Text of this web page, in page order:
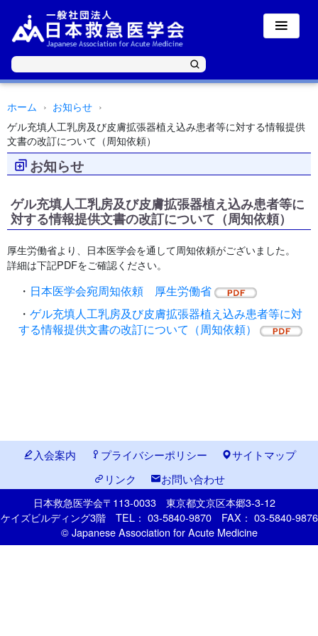
ホーム
お知らせ
ゲル充填人工乳房及び皮膚拡張器植え込み患者等に対する情報提供
文書の改訂について（周知依頼）
お知らせ
ゲル充填人工乳房及び皮膚拡張器植え込み患者等に
対する情報提供文書の改訂について（周知依頼）
厚生労働省より、日本医学会を通して周知依頼がございました。
詳細は下記PDFをご確認ください。
・ 日本医学会宛周知依頼 厚生労働省
・ ゲル充填人工乳房及び皮膚拡張器植え込み患者等に対
する情報提供文書の改訂について（周知依頼）
入会案内 プライバシーポリシー
サイトマップ
リンク
お問い合わせ
日本救急医学会〒113-0033 東京都文京区本郷3-3-12
ケイズビルディング3階 TEL： 03-5840-9870 FAX： 03-5840-9876
© Japanese Association for Acute Medicine